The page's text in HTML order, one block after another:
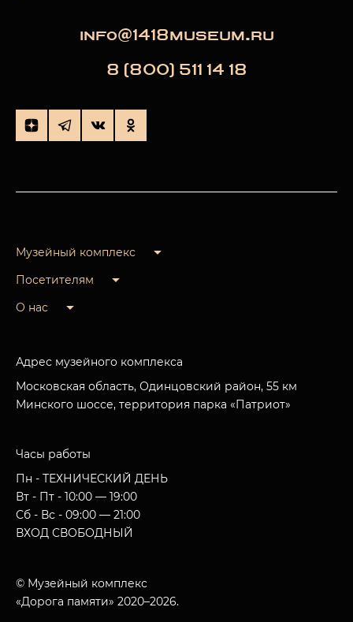
info@1418museum.ru
8 (800) 511 14 18
Музейный комплекс
Посетителям
О нас
Адрес музейного комплекса
Московская область, Одинцовский район, 55 км
Минского шоссе, территория парка «Патриот»
Часы работы
Пн - ТЕХНИЧЕСКИЙ ДЕНЬ
Вт - Пт - 10:00 — 19:00
Сб - Вс - 09:00 — 21:00
ВХОД СВОБОДНЫЙ
© Музейный комплекс
«Дорога памяти» 2020–2026.